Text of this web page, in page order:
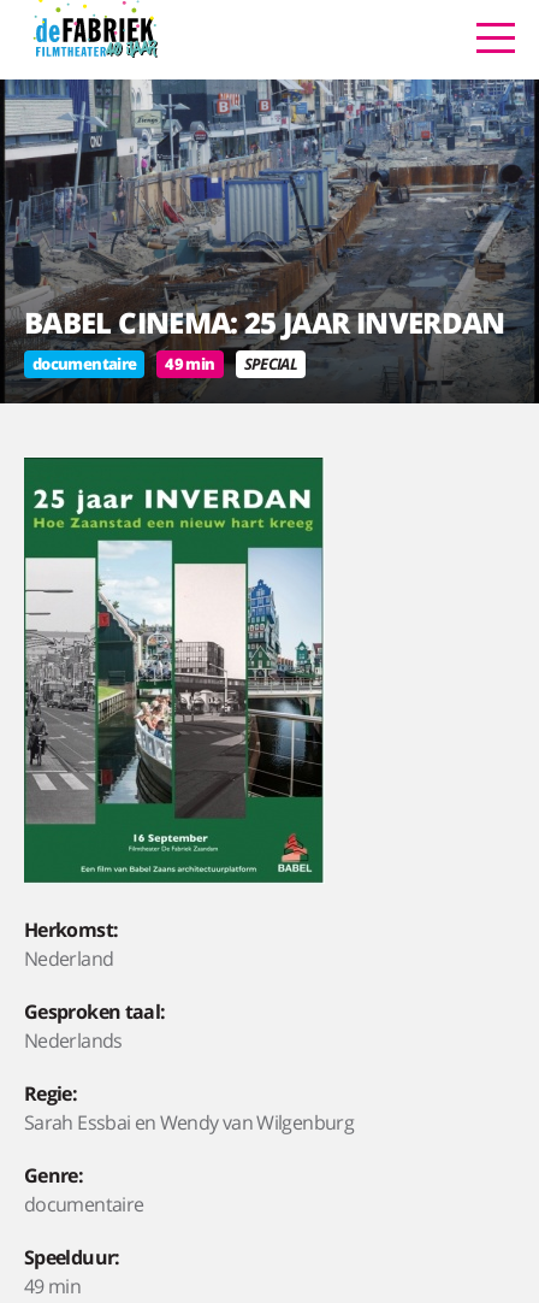
BABEL CINEMA: 25 JAAR INVERDAN
documentaire 49 min SPECIAL
Herkomst:
Nederland
Gesproken taal:
Nederlands
Regie:
Sarah Essbai en Wendy van Wilgenburg
Genre:
documentaire
Speelduur:
49 min